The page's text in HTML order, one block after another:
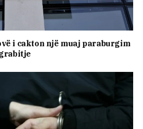
i cakton një muaj paraburgim